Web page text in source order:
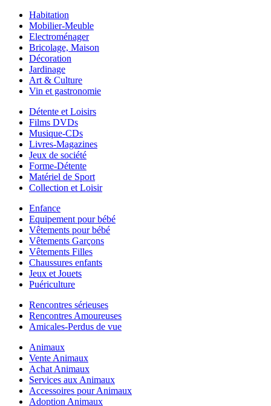
Habitation
Mobilier-Meuble
Electroménager
Bricolage, Maison
Décoration
Jardinage
Art & Culture
Vin et gastronomie
Détente et Loisirs
Films DVDs
Musique-CDs
Livres-Magazines
Jeux de société
Forme-Détente
Matériel de Sport
Collection et Loisir
Enfance
Equipement pour bébé
Vêtements pour bébé
Vêtements Garçons
Vêtements Filles
Chaussures enfants
Jeux et Jouets
Puériculture
Rencontres sérieuses
Rencontres Amoureuses
Amicales-Perdus de vue
Animaux
Vente Animaux
Achat Animaux
Services aux Animaux
Accessoires pour Animaux
Adoption Animaux